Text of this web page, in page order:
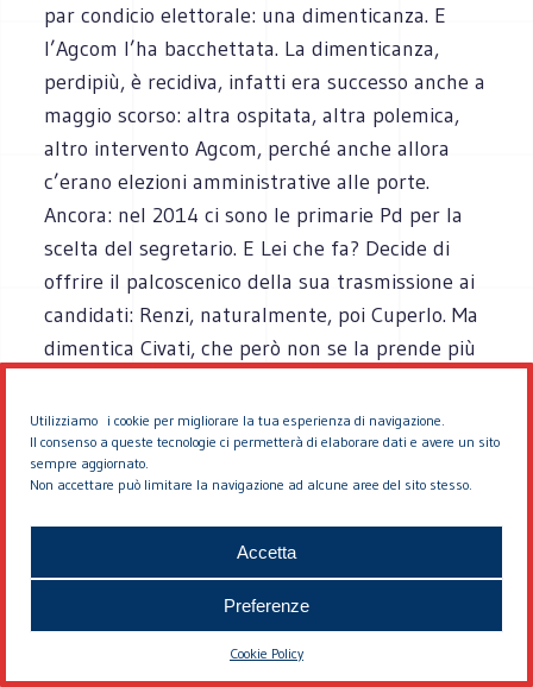
Utilizziamo i cookie per migliorare la tua esperienza di navigazione.
Il consenso a queste tecnologie ci permetterà di elaborare dati e avere un sito
sempre aggiornato.
Non accettare può limitare la navigazione ad alcune aree del sito stesso.
Accetta
Preferenze
Cookie Policy
par condicio elettorale: una dimenticanza. E
l’Agcom l’ha bacchettata. La dimenticanza,
perdipiù, è recidiva, infatti era successo anche a
maggio scorso: altra ospitata, altra polemica,
altro intervento Agcom, perché anche allora
c’erano elezioni amministrative alle porte.
Ancora: nel 2014 ci sono le primarie Pd per la
scelta del segretario. E Lei che fa? Decide di
offrire il palcoscenico della sua trasmissione ai
candidati: Renzi, naturalmente, poi Cuperlo. Ma
dimentica Civati, che però non se la prende più
Insomma pare proprio che quando Lei ha a che
fare con par condicio o campagne elettorali,
insomma con la politica, si confonda, sfiori
l’incidente, perda d’un tratto quell’equilibrio
Quella che la porta a selezionare per il suo
programma un parterre di ospiti sempre nuovi,
scelti con cura ed attenzione.